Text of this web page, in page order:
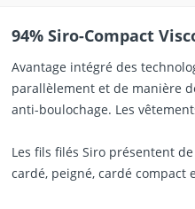
94% Siro-Compact
Avantage intégré des
parallèlement et de manière
anti-boulochage. Les
Les fils filés Siro présentent
cardé, peigné, cardé compact